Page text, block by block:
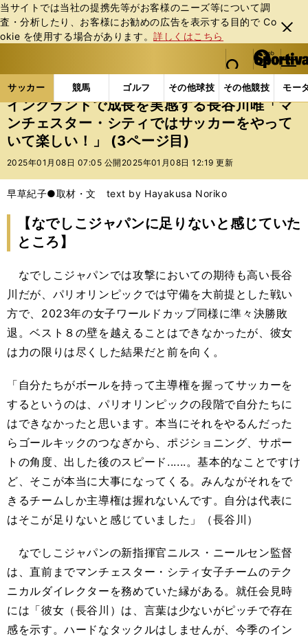
当サイトでは当社の提携先等がお客様のニーズ等について調
査・分析したり、お客様にお勧めの広告を表⽰する⽬的で Co
okie を使⽤する場合があります。詳しくはこちら
閉じ
る
web Sportiva (webスポルティーバ)
検索
マイペ
ー
ジ
メニュ
サッカー 競馬 ゴルフ その他球技 その他競技 モー
ス
ポ
ル
テ
ー
バ
サッカーの記事一覧 サッカー代表 なでしこジャパ
イングランドで成長を実感する長谷川唯「マ
ンチェスター・シティではサッカーをやって
いて楽しい！」 (3ページ目)
2025年01月08日 07:05 公開 2025年01月08日 12:19 更新
早草紀子●取材・文 text by Hayakusa Noriko
【なでしこジャパンに足りないと感じていた
ところ】
なでしこジャパンでは攻撃においての期待も高い長谷
川だが、パリオリンピックでは守備を大前提とした戦い
方で、2023年の女子ワールドカップ同様に準々決勝敗
退。ベスト８の壁を越えることはできなかったが、彼女
は力の限りは尽くした結果だと前を向く。
「自分たちがボールを持って主導権を握ってサッカーを
するというのは、パリオリンピックの段階で自分たちに
はできなかったと思います。本当にそれをやるんだった
らゴールキックのつなぎから、ポジショニング、サポー
トの角度、出した後のスピード......。基本的なことですけ
ど、そこが本当に大事になってくる。みんながそれをで
きるチームしか主導権は握れないんです。自分は代表に
はそこが足りないと感じていました」（長谷川）
なでしこジャパンの新指揮官ニルス・ニールセン監督
は、直前までマンチェスター・シティ女子チームのテク
ニカルダイレクターを務めていた縁がある。就任会見時
には「彼女（長谷川）は、言葉は少ないがピッチで存在
感を示す。ハードなタックルはしませんが、今季のイン